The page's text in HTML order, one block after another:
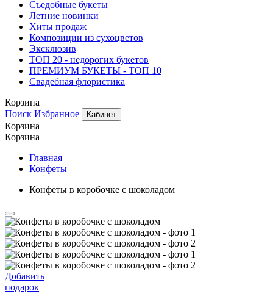
Съедобные букеты
Летние новинки
Хиты продаж
Композиции из сухоцветов
Эксклюзив
ТОП 20 - недорогих букетов
ПРЕМИУМ БУКЕТЫ - ТОП 10
Свадебная флористика
Корзина
Поиск Избранное Кабинет
Корзина
Корзина
Главная
Конфеты
Конфеты в коробочке с шоколадом
Добавить
подарок